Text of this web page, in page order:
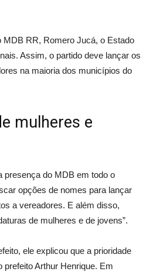
MDB RR, Romero Jucá, o Estado
Assim, o partido deve lançar os
na maioria dos municípios do
mulheres e
presença do MDB em todo o
opções de nomes para lançar
a vereadores. E além disso,
de mulheres e de jovens”.
ele explicou que a prioridade
prefeito Arthur Henrique. Em